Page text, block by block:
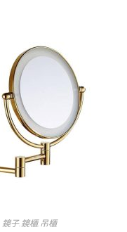
鏡子.鏡櫃.吊櫃